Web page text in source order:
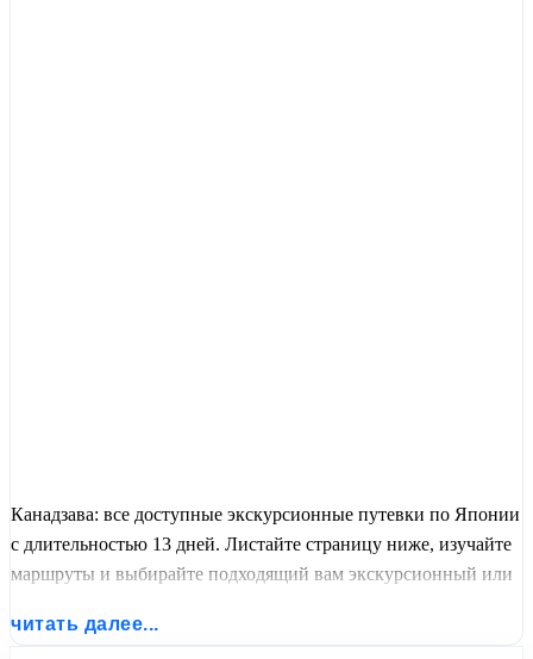
Канадзава: все доступные экскурсионные путевки по Японии
с длительностью 13 дней. Листайте страницу ниже, изучайте
маршруты и выбирайте подходящий вам экскурсионный или
читать далее...